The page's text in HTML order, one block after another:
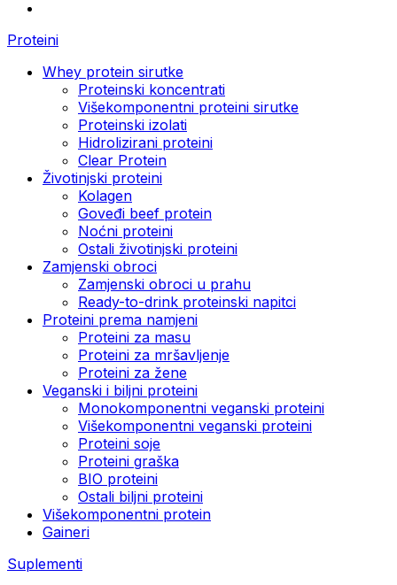
Proteini
Whey protein sirutke
Proteinski koncentrati
Višekomponentni proteini sirutke
Proteinski izolati
Hidrolizirani proteini
Clear Protein
Životinjski proteini
Kolagen
Goveđi beef protein
Noćni proteini
Ostali životinjski proteini
Zamjenski obroci
Zamjenski obroci u prahu
Ready-to-drink proteinski napitci
Proteini prema namjeni
Proteini za masu
Proteini za mršavljenje
Proteini za žene
Veganski i biljni proteini
Monokomponentni veganski proteini
Višekomponentni veganski proteini
Proteini soje
Proteini graška
BIO proteini
Ostali biljni proteini
Višekomponentni protein
Gaineri
Suplementi